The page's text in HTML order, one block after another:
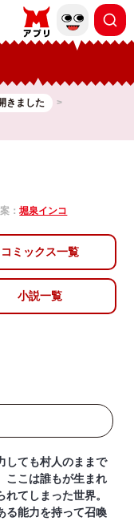
きました
：堀泉インコ
コミックス一覧
小説一覧
しても村人のままで
こは誰もが生まれ
てしまった世界。
る能力を持って召喚